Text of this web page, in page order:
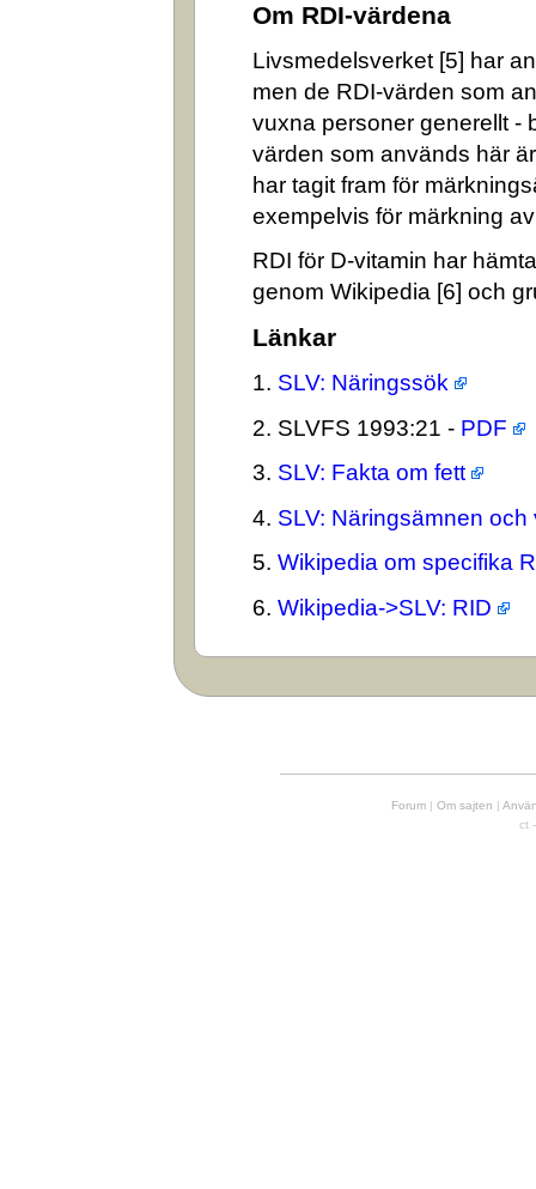
Om RDI-värdena
Livsmedelsverket [5] har
men de RDI-värden som
vuxna personer generellt -
värden som används här
har tagit fram för
exempelvis för märkning
RDI för D-vitamin har
genom Wikipedia [6] och
Länkar
1. SLV: Näringssök
2. SLVFS 1993:21 - PDF
3. SLV: Fakta om fett
4. SLV: Näringsämnen och
5. Wikipedia om specifika
6. Wikipedia->SLV: RID
Forum | Om sajten |
ct